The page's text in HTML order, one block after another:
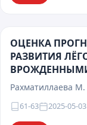
ОЦЕНКА
РАЗВИТИЯ
Рахматиллаева
61-63 2025-05-03